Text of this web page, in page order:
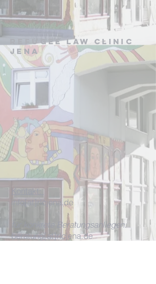
Refugee Law Clinic
Jena
Kontakt:
info[at]rlcjena.de
für konkrete Beratungsanliegen:
beratung[at]rlcjena.de